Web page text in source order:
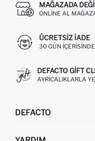
MAĞAZADA
ONLINE AL
ÜCRETSIZ IADE
30 GÜN
DEFACTO GIFT
AYRICALIKLARLA
DEFACTO